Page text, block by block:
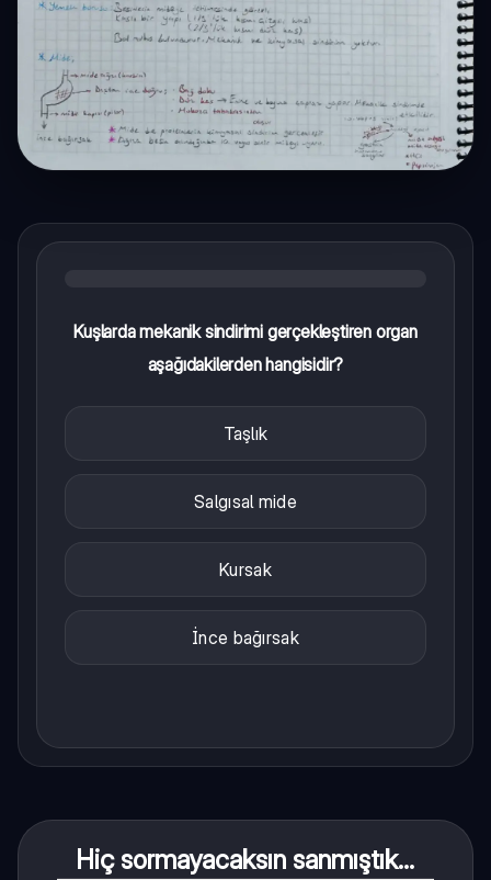
Kuşlarda mekanik sindirimi gerçekleştiren organ
aşağıdakilerden hangisidir?
Taşlık
Salgısal mide
Kursak
İnce bağırsak
Hiç sormayacaksın sanmıştık...